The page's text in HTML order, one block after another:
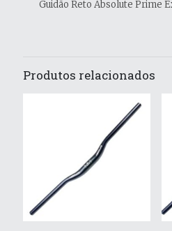
Guidão Reto Absolute Prime
Produtos relacionados